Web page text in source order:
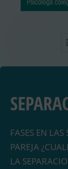
FASES EN
PAREJA
LA